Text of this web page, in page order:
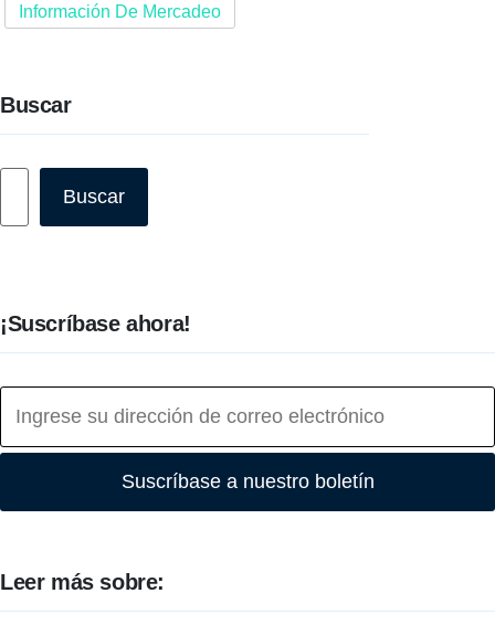
Información De Mercadeo
Buscar
Buscar
¡Suscríbase ahora!
Suscríbase a nuestro boletín
Leer más sobre: